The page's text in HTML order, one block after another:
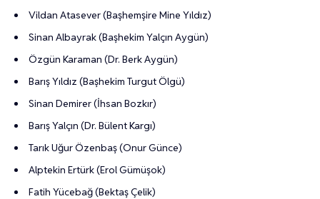
Vildan Atasever (Başhemşire Mine Yıldız)
Sinan Albayrak (Başhekim Yalçın Aygün)
Özgün Karaman (Dr. Berk Aygün)
Barış Yıldız (Başhekim Turgut Ölgü)
Sinan Demirer (İhsan Bozkır)
Barış Yalçın (Dr. Bülent Kargı)
Tarık Uğur Özenbaş (Onur Günce)
Alptekin Ertürk (Erol Gümüşok)
Fatih Yücebağ (Bektaş Çelik)